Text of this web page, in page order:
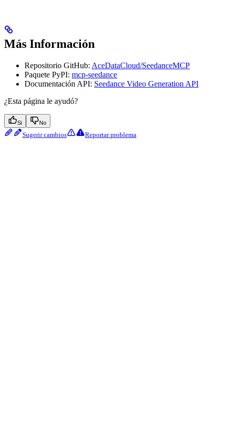
Más Información
Repositorio GitHub: AceDataCloud/SeedanceMCP
Paquete PyPI: mcp-seedance
Documentación API: Seedance Video Generation API
¿Esta página le ayudó?
Si No
Sugerir cambios Reportar problema